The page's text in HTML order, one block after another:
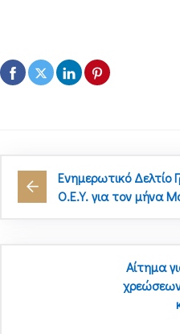
Ενημερωτικό Δελτίο
Ο.Ε.Υ. για τον μήνα
Αίτημα